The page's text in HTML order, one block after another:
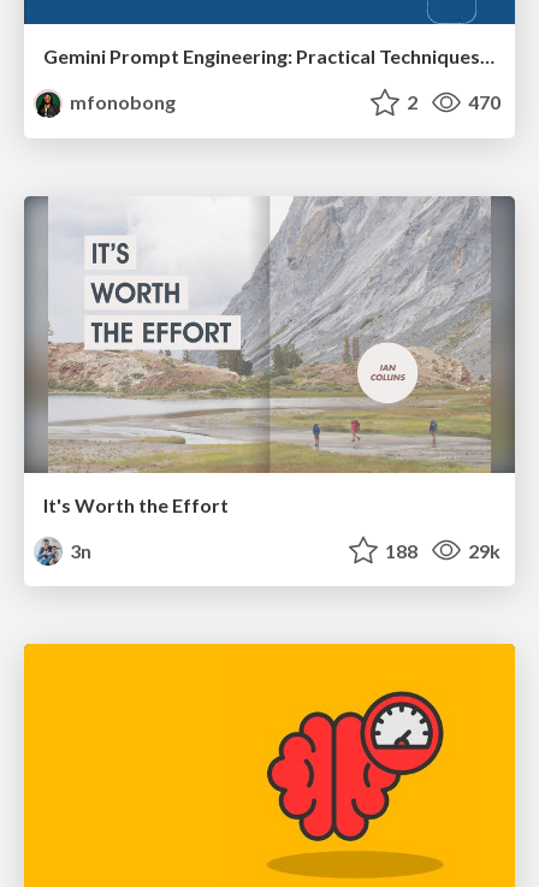
Gemini Prompt Engineering: Practical Techniques for Tangible AI Outcomes
mfonobong
2 470
It's Worth the Effort
3n
188 29k